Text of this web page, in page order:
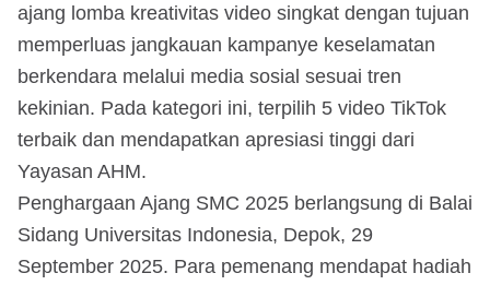
ajang lomba kreativitas video singkat dengan tujuan
memperluas jangkauan kampanye keselamatan
berkendara melalui media sosial sesuai tren
kekinian. Pada kategori ini, terpilih 5 video TikTok
terbaik dan mendapatkan apresiasi tinggi dari
Yayasan AHM.
Penghargaan Ajang SMC 2025 berlangsung di Balai
Sidang Universitas Indonesia, Depok, 29
September 2025. Para pemenang mendapat hadiah